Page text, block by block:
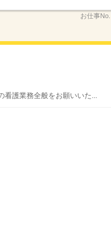
お仕事No.
看護業務全般をお願いいた...